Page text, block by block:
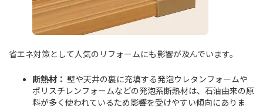
省エネ対策として人気のリフォームにも影響が及んでいます。
断熱材： 壁や天井の裏に充填する発泡ウレタンフォームや
ポリスチレンフォームなどの発泡系断熱材は、石油由来の原
料が多く使われているため影響を受けやすい傾向にありま